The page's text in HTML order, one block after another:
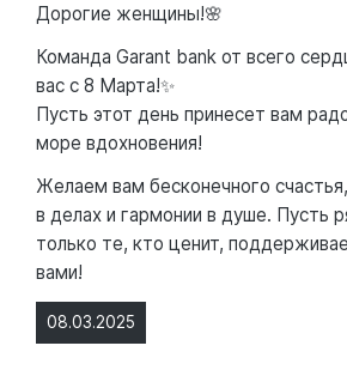
08.03.2025
Дорогие женщины!🌸
Команда Garant bank от всего
вас с 8 Марта!✨
Пусть этот день принесет вам
море вдохновения!
Желаем вам бесконечного
в делах и гармонии в душе. Пусть
только те, кто ценит,
вами!